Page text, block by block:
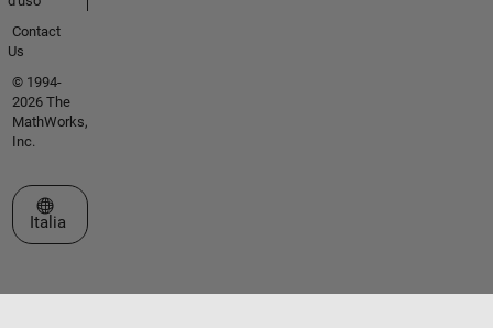
Contact
Us
© 1994-
2026 The
MathWorks,
Inc.
Seleziona un sito web
Italia